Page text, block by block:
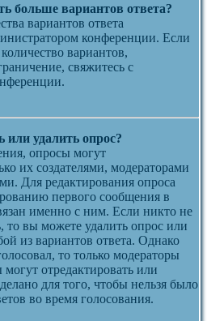
больше вариантов ответа?
вариантов ответа
конференции. Если
вариантов,
свяжитесь с
или удалить опрос?
опросы могут
их создателями, модераторами
Для редактирования опроса
первого сообщения в
именно с ним. Если никто не
то вы можете удалить опрос или
из вариантов ответа. Однако
то только модераторы
отредактировать или
для того, чтобы нельзя было
во время голосования.